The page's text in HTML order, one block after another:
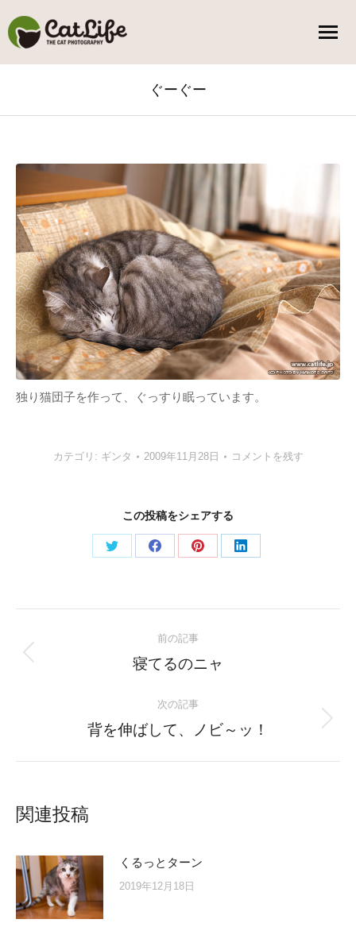
ぐーぐー
独り猫団子を作って、ぐっすり眠っています。
カテゴリ: ギンタ 2009年11月28日 コメントを残す
この投稿をシェアする
Share
Share
Share
Share
navigation
前の記事
Previous
寝てるのニャ
次の記事
Next
背を伸ばして、ノビ～ッ！
関連投稿
くるっとターン
2019年12月18日